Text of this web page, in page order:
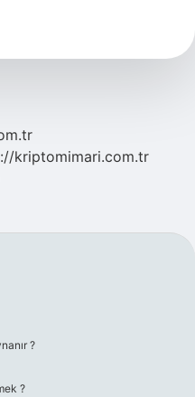
kriptomimari.com.tr
?
?